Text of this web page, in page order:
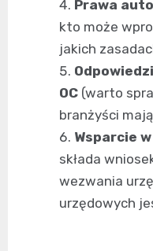
Prawa
kto może
jakich
OC (warto
branżyści
Wsparcie
składa
wezwania
urzędowych